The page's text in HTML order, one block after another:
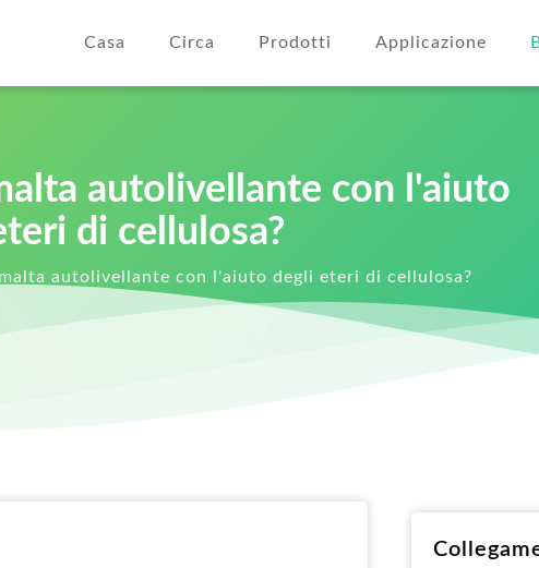
Casa Circa Prodotti Applicazione
autolivellante con l'aiuto
di cellulosa?
autolivellante con l'aiuto degli eteri di cellulosa?